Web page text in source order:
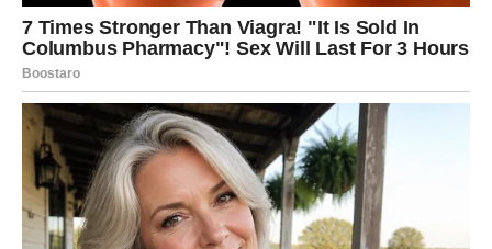
VAGA
Vagama utorak donosi susret ili poruku koja će ostaviti
snažan utisak. Neko želi da vam kaže mnogo više nego